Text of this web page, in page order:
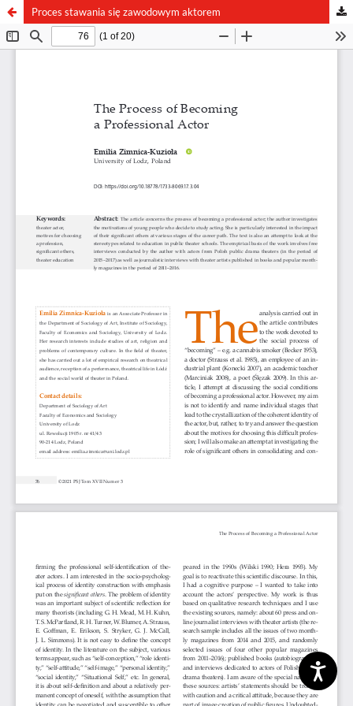
Proces stawania się zawodowym aktorem